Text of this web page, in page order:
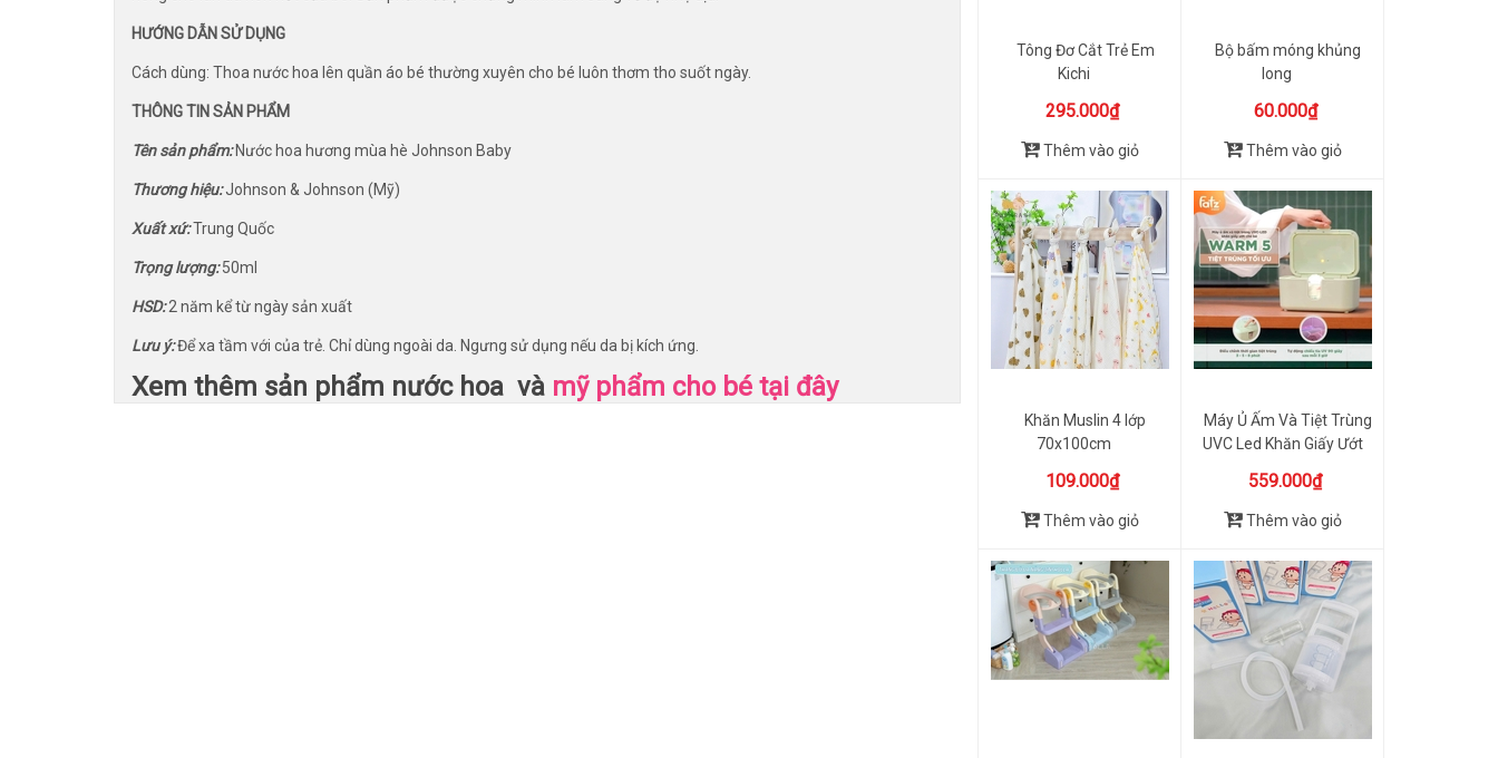
HƯỚNG DẪN SỬ DỤNG
Cách dùng: Thoa nước hoa lên quần áo bé thường xuyên cho bé luôn thơm tho suốt ngày.
THÔNG TIN SẢN PHẨM
Tên sản phẩm:Nước hoa hương mùa hè Johnson Baby
Thương hiệu:Johnson & Johnson (Mỹ)
Xuất xứ:Trung Quốc
Trọng lượng:50ml
HSD:2 năm kể từ ngày sản xuất
Lưu ý:Để xa tầm với của trẻ. Chỉ dùng ngoài da. Ngưng sử dụng nếu da bị kích ứng.
Xem thêm sản phẩm nước hoa và mỹ phẩm cho bé tại đây
Tông Đơ Cắt Trẻ Em
Kichi
295.000₫
Thêm vào giỏ
Bộ bấm móng khủng
long
60.000₫
Thêm vào giỏ
Khăn Muslin 4 lớp
70x100cm
109.000₫
Thêm vào giỏ
Máy Ủ Ấm Và Tiệt Trùng
UVC Led Khăn Giấy Ướt
559.000₫
Thêm vào giỏ